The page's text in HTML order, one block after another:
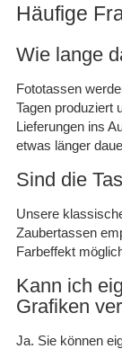
Häufige
Wie lange
Fototassen
Tagen produziert
Lieferungen ins
etwas länger
Sind die
Unsere
Zaubertassen
Farbeffekt
Kann ich
Grafiken
Ja. Sie können